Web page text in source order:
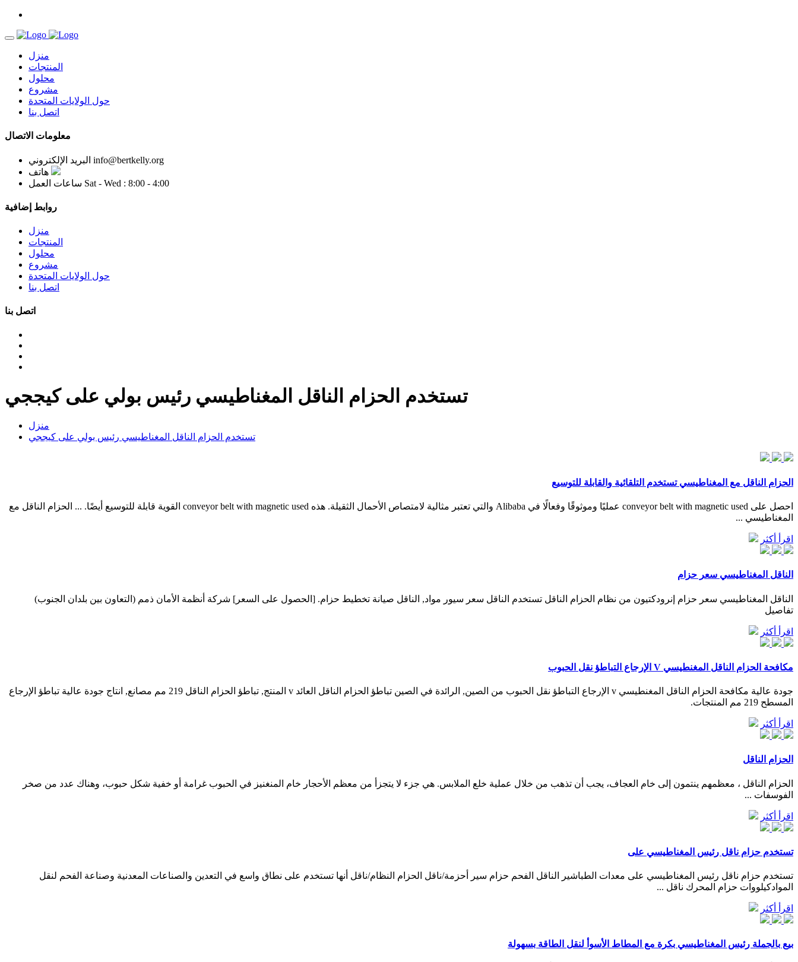
منزل
المنتجات
محلول
مشروع
حول الولايات المتحدة
اتصل بنا
معلومات الاتصال
البريد الإلكتروني info@bertkelly.org
هاتف
ساعات العمل Sat - Wed : 8:00 - 4:00
روابط إضافية
منزل
المنتجات
محلول
مشروع
حول الولايات المتحدة
اتصل بنا
اتصل بنا
تستخدم الحزام الناقل المغناطيسي رئيس بولي على كيججي
منزل
تستخدم الحزام الناقل المغناطيسي رئيس بولي على كيججي
الحزام الناقل مع المغناطيسي تستخدم التلقائية والقابلة للتوسيع
احصل على conveyor belt with magnetic used عمليًا وموثوقًا وفعالًا في Alibaba والتي تعتبر مثالية لامتصاص الأحمال الثقيلة. هذه conveyor belt with magnetic used القوية قابلة للتوسيع أيضًا. ... الحزام الناقل مع
المغناطيسي ...
اقرأ أكثر
الناقل المغناطيسي سعر حزام
الناقل المغناطيسي سعر حزام إنرودكتيون من نظام الحزام الناقل تستخدم الناقل سعر سيور مواد, الناقل صيانة تخطيط حزام. [الحصول على السعر] شركة أنظمة الأمان ذمم (التعاون بين بلدان الجنوب)
تفاصيل
اقرأ أكثر
مكافحة الحزام الناقل المغنطيسي V الإرجاع التباطؤ نقل الحبوب
جودة عالية مكافحة الحزام الناقل المغنطيسي v الإرجاع التباطؤ نقل الحبوب من الصين, الرائدة في الصين تباطؤ الحزام الناقل العائد v المنتج, تباطؤ الحزام الناقل 219 مم مصانع, انتاج جودة عالية تباطؤ الإرجاع
المسطح 219 مم المنتجات.
اقرأ أكثر
الحزام الناقل
الحزام الناقل ، معظمهم ينتمون إلى خام العجاف، يجب أن تذهب من خلال عملية خلع الملابس. هي جزء لا يتجزأ من معظم الأحجار خام المنغنيز في الحبوب غرامة أو خفية شكل حبوب، وهناك عدد من صخر
الفوسفات ...
اقرأ أكثر
تستخدم حزام ناقل رئيس المغناطيسي على
تستخدم حزام ناقل رئيس المغناطيسي على معدات الطباشير الناقل الفحم حزام سير أحزمة/ناقل الحزام النظام/ناقل أنها تستخدم على نطاق واسع في التعدين والصناعات المعدنية وصناعة الفحم لنقل
الموادكيلووات حزام المحرك ناقل ...
اقرأ أكثر
بيع بالجملة رئيس المغناطيسي بكرة مع المطاط الأسوأ لنقل الطاقة بسهولة